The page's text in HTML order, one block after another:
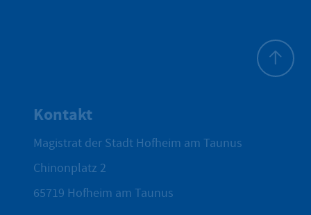
Kontakt
Magistrat der Stadt Hofheim am Taunus
Chinonplatz 2
65719 Hofheim am Taunus